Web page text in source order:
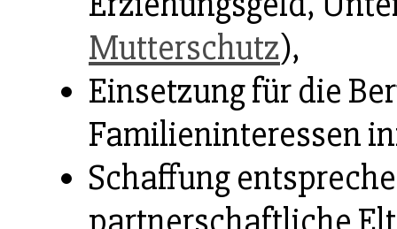
Mutterschutz),
Einsetzung für die
Familieninteressen
Schaffung